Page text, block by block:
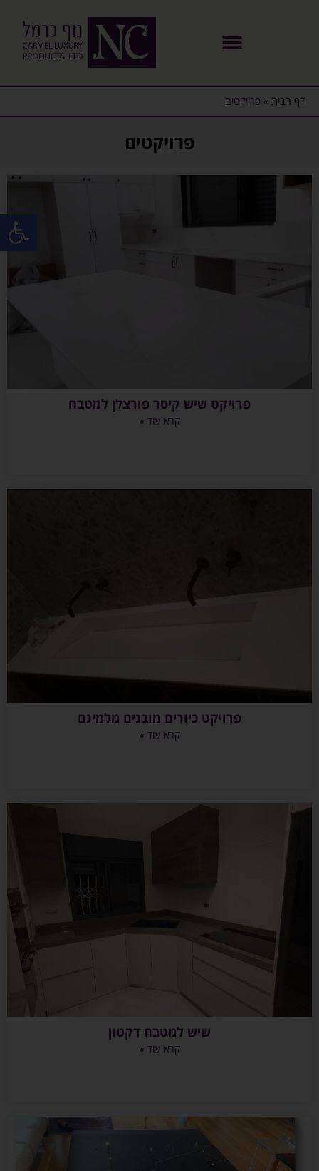
פתח
דף הבית » פרויקטים
פרויקטים
פרויקט שיש קיסר פורצלן למטבח
קרא עוד »
פרויקט כיורים מובנים מלמינם
קרא עוד »
שיש למטבח דקטון
קרא עוד »